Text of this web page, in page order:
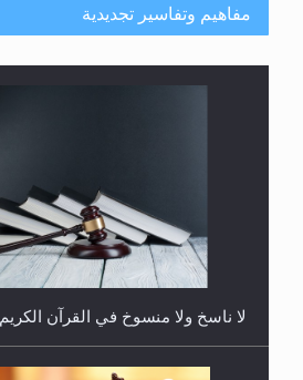
هل يُحسب حول الزكاة وفق السنة
مفاهيم وتفاسير تجديدية
لا ناسخ ولا منسوخ في القرآن الكريم